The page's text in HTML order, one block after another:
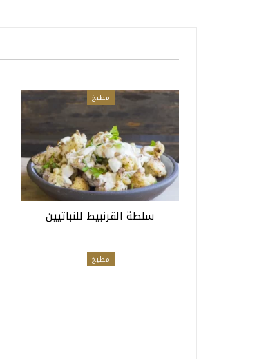
مطبخ
سلطة القرنبيط للنباتيين
مطبخ